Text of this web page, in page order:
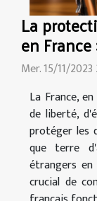
La
en
Mer. 15/11/2023
La France,
de liberté,
protéger les
que terre
étrangers
crucial de